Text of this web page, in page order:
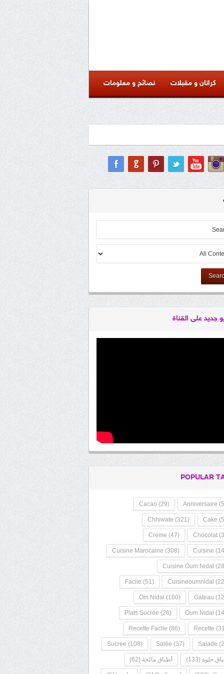
كراتان و مقبلات نصائح و معلومات
جديد على القناة
POPULAR
Anniversaire
Cacao (29)
Cake
Chhiwate (321)
Chocolat
Creme (47)
Cuisine
Cuisine Marocaine (308)
Cuisine Oum Nidal
Cuisineoumnidal
Facile (51)
Gateau
Om Nidal (160)
Oum Nidal
Plats Sucrée (26)
Recette
Recette Facile (86)
Salade
Salée (37)
Sucree (108)
حلوة (133) أطباق مالحة (62)